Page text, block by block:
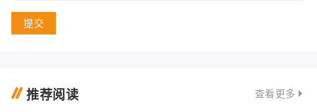
提交
推荐阅读 查看更多